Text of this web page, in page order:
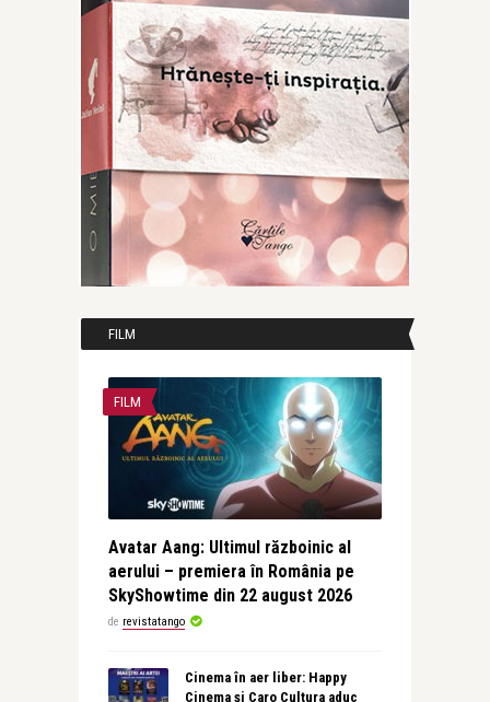
FILM
FILM
Avatar Aang: Ultimul războinic al
aerului – premiera în România pe
SkyShowtime din 22 august 2026
de revistatango
Cinema în aer liber: Happy
Cinema și Caro Cultura aduc